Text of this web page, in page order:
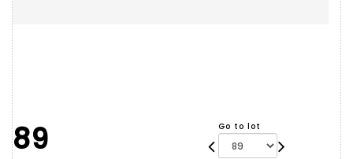
89 Go to lot